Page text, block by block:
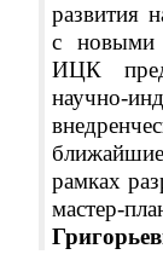
развития
с новыми
ИЦК
научно-
рамках
мастер-